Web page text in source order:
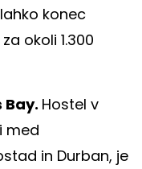
konec
okoli 1.300
Bay. Hostel v
med
in Durban, je